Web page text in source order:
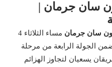
سان جرمان |
سان جرمان
مساء الثلاثاء 4
الجولة الرابعة من مرحلة
يسعيان لتجاوز الهزائم